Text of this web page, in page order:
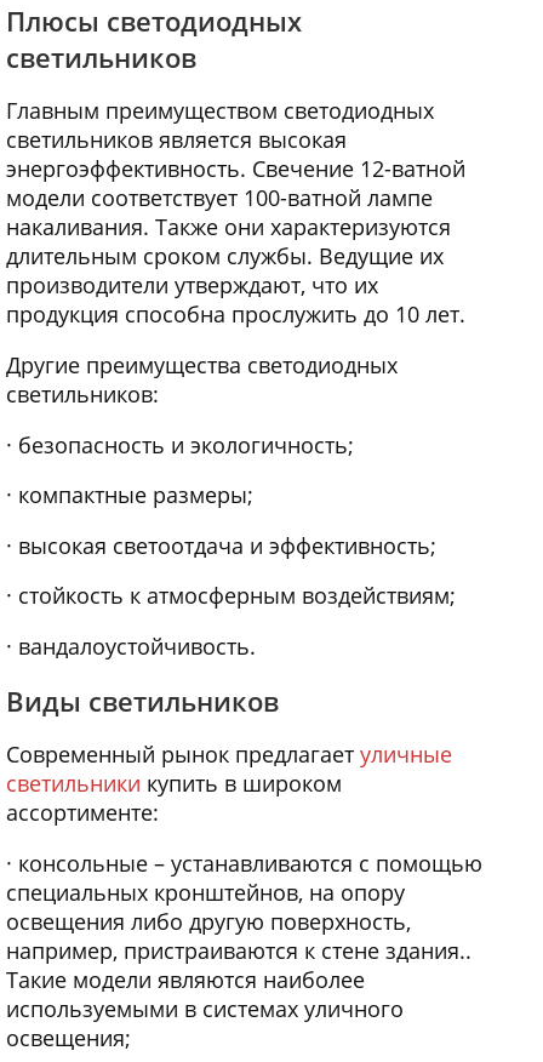
Плюсы светодиодных
светильников
Главным преимуществом светодиодных
светильников является высокая
энергоэффективность. Свечение 12-ватной
модели соответствует 100-ватной лампе
накаливания. Также они характеризуются
длительным сроком службы. Ведущие их
производители утверждают, что их
продукция способна прослужить до 10 лет.
Другие преимущества светодиодных
светильников:
· безопасность и экологичность;
· компактные размеры;
· высокая светоотдача и эффективность;
· стойкость к атмосферным воздействиям;
· вандалоустойчивость.
Виды светильников
Современный рынок предлагает уличные
светильники купить в широком
ассортименте:
· консольные – устанавливаются с помощью
специальных кронштейнов, на опору
освещения либо другую поверхность,
например, пристраиваются к стене здания..
Такие модели являются наиболее
используемыми в системах уличного
освещения;